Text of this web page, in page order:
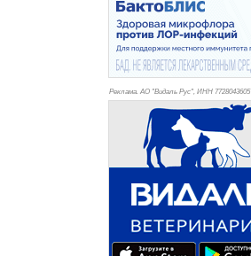
Реклама. АО "Видаль Рус", ИНН 7728043605